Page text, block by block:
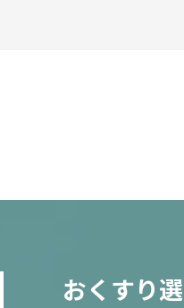
おくすり